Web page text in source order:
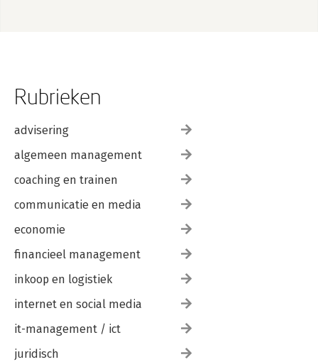
Rubrieken
advisering
algemeen management
coaching en trainen
communicatie en media
economie
financieel management
inkoop en logistiek
internet en social media
it-management / ict
juridisch